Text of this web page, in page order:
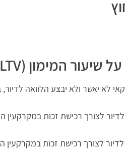
שיעור המימון (LTV